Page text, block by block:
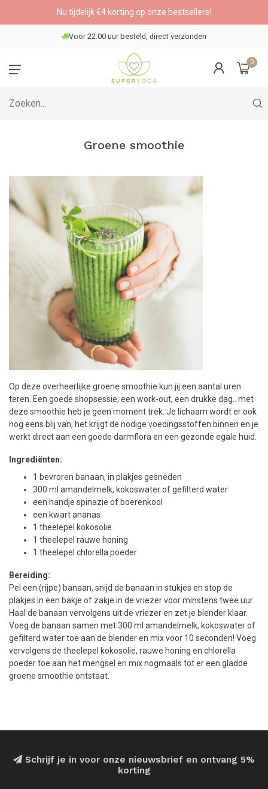
Nu tijdelijk €4 korting op onze bestsellers!
Voor 22:00 uur besteld, direct verzonden
0
Groene smoothie
Op deze overheerlijke groene smoothie kun jij een aantal uren
teren. Een goede shopsessie, een work-out, een drukke dag.. met
deze smoothie heb je geen moment trek. Je lichaam wordt er ook
nog eens blij van, het krijgt de nodige voedingsstoffen binnen en je
werkt direct aan een goede darmflora en een gezonde egale huid.
Ingrediënten:
1 bevroren banaan, in plakjes gesneden
300 ml amandelmelk, kokoswater of gefilterd water
een handje spinazie of boerenkool
een kwart ananas
1 theelepel kokosolie
1 theelepel rauwe honing
1 theelepel chlorella poeder
Bereiding:
Pel een (rijpe) banaan, snijd de banaan in stukjes en stop de
plakjes in een bakje of zakje in de vriezer voor minstens twee uur.
Haal de banaan vervolgens uit de vriezer en zet je blender klaar.
Voeg de banaan samen met 300 ml amandelmelk, kokoswater of
gefilterd water toe aan de blender en mix voor 10 seconden! Voeg
vervolgens de theelepel kokosolie, rauwe honing en chlorella
poeder toe aan het mengsel en mix nogmaals tot er een gladde
groene smoothie ontstaat.
Schrijf je in voor onze nieuwsbrief en ontvang 5%
korting